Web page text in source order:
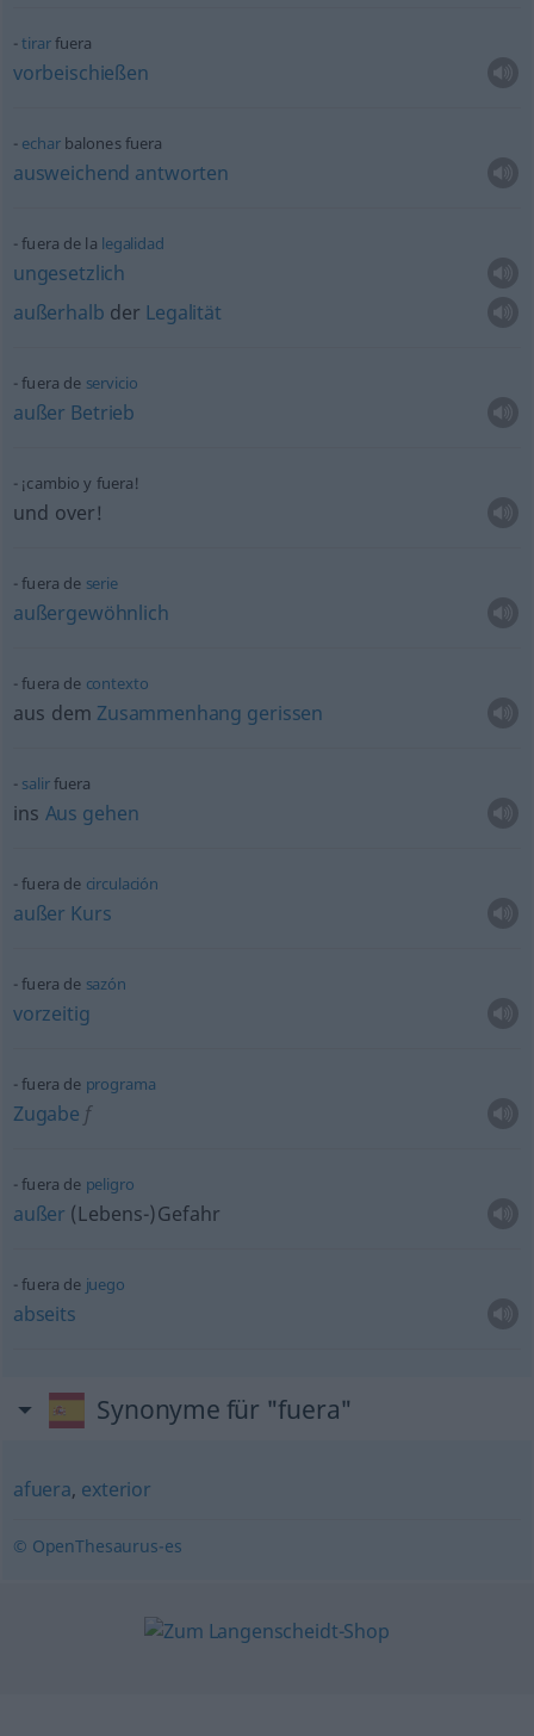
tirarfuera
vorbeischießen
echarbalones fuera
ausweichend antworten
fuera de la legalidad
ungesetzlich
außerhalb der Legalität
fuera de servicio
außer Betrieb
¡cambio y fuera!
und over!
fuera de serie
außergewöhnlich
fuera de contexto
aus dem Zusammenhang gerissen
salirfuera
ins Aus gehen
fuera de circulación
außer Kurs
fuera de sazón
vorzeitig
fuera de programa
Zugabe f
fuera de peligro
außer (Lebens-)Gefahr
fuera de juego
abseits
Synonyme für "fuera"
afuera, exterior
© OpenThesaurus-es